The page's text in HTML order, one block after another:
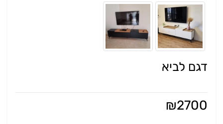
דגם לביא
₪2700